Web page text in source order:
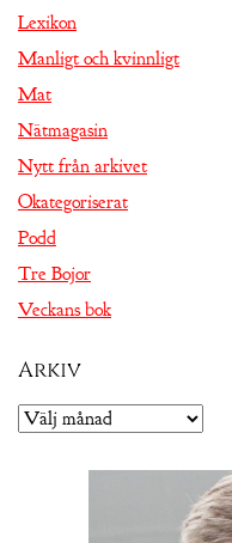
Lexikon
Manligt och kvinnligt
Mat
Nätmagasin
Nytt från arkivet
Okategoriserat
Podd
Tre Bojor
Veckans bok
Arkiv
Arkiv